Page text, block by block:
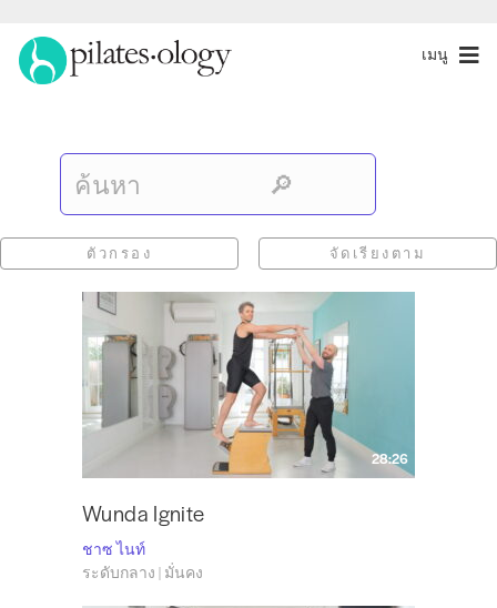
เมนู
ตัวกรอง จัดเรียงตาม
28:26
Wunda Ignite
ชาซ ไนท์
ระดับกลาง | มั่นคง